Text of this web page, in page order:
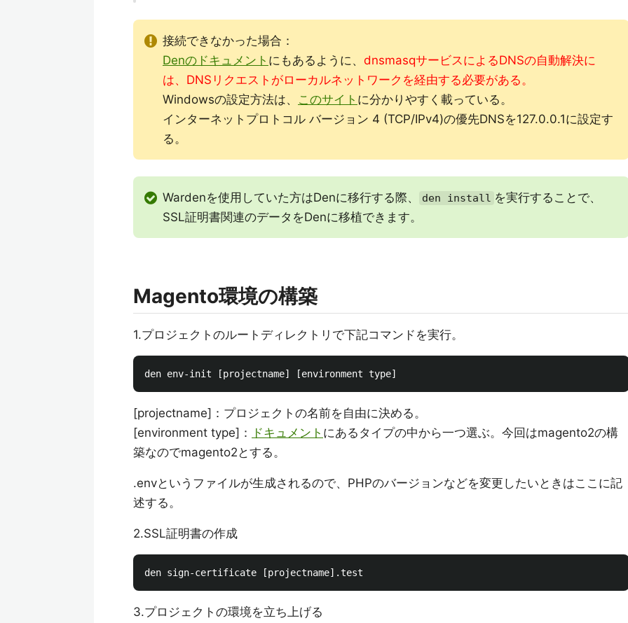
接続できなかった場合：
Denのドキュメント にもあるように、 dnsmasqサービスによるDNSの自動解決に
は、DNSリクエストがローカルネットワークを経由する必要がある。
Windowsの設定方法は、 このサイト に分かりやすく載っている。
インターネットプロトコル バージョン 4 (TCP/IPv4)の優先DNSを127.0.0.1に設定す
る。
Wardenを使用していた方はDenに移行する際、 den install を実行することで、
SSL証明書関連のデータをDenに移植できます。
Magento環境の構築
1.プロジェクトのルートディレクトリで下記コマンドを実行。
[projectname]：プロジェクトの名前を自由に決める。
[environment type]：
ドキュメント にあるタイプの中から一つ選ぶ。今回はmagento2の構
築なのでmagento2とする。
.envというファイルが生成されるので、PHPのバージョンなどを変更したいときはここに記
述する。
2.SSL証明書の作成
3.プロジェクトの環境を立ち上げる